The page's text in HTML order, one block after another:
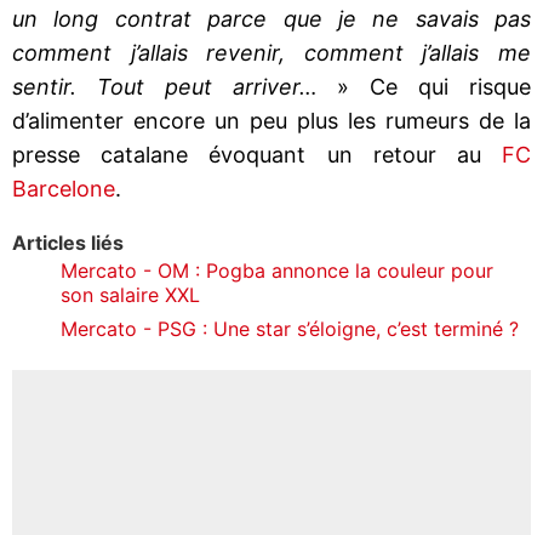
un long contrat parce que je ne savais pas
comment j’allais revenir, comment j’allais me
sentir. Tout peut arriver… » Ce qui risque
d’alimenter encore un peu plus les rumeurs de la
presse catalane évoquant un retour au FC
Barcelone.
Articles liés
Mercato - OM : Pogba annonce la couleur pour
son salaire XXL
Mercato - PSG : Une star s’éloigne, c’est terminé ?